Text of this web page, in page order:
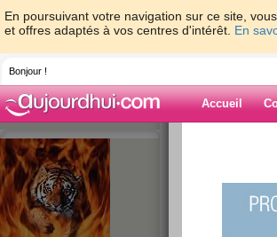
En poursuivant votre navigation sur ce site,
et offres adaptés à vos centres d'intérêt. En
Bonjour !
Accueil
Blog